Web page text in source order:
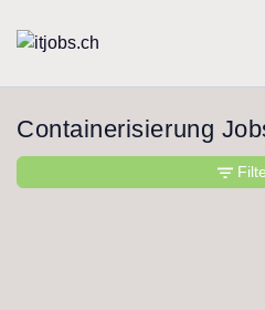
Containerisierung